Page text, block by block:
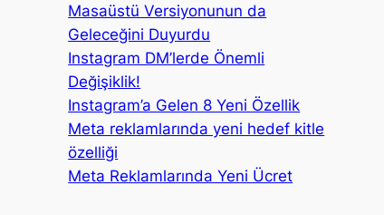
Masaüstü Versiyonunun da
Geleceğini Duyurdu
Instagram DM’lerde Önemli
Değişiklik!
Instagram’a Gelen 8 Yeni Özellik
Meta reklamlarında yeni hedef kitle
özelliği
Meta Reklamlarında Yeni Ücret